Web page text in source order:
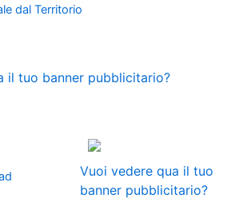
dal Territorio
il tuo banner pubblicitario?
ADS
Vuoi vedere qua il tuo
banner pubblicitario?